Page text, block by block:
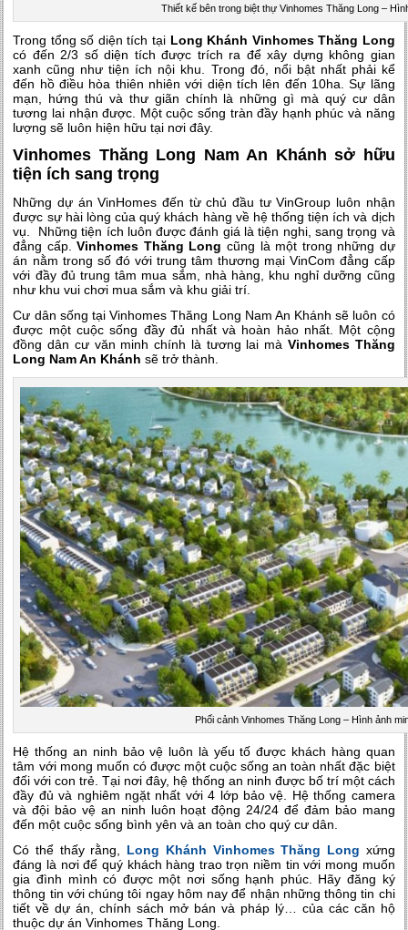
Thiết kế bên trong biệt thự Vinhomes Thăng Long –
Trong tổng số diện tích tại Long Khánh Vinhomes Thăng Long
có đến 2/3 số diện tích được trích ra để xây dựng không gian
xanh cũng như tiện ích nội khu. Trong đó, nổi bật nhất phải kể
đến hồ điều hòa thiên nhiên với diện tích lên đến 10ha. Sự lãng
mạn, hứng thú và thư giãn chính là những gì mà quý cư dân
tương lai nhận được. Một cuộc sống tràn đầy hạnh phúc và năng
lượng sẽ luôn hiện hữu tại nơi đây.
Vinhomes Thăng Long Nam An Khánh sở hữu
tiện ích sang trọng
Những dự án VinHomes đến từ chủ đầu tư VinGroup luôn nhận
được sự hài lòng của quý khách hàng về hệ thống tiện ích và dịch
vụ. Những tiện ích luôn được đánh giá là tiện nghi, sang trọng và
đẳng cấp.Vinhomes Thăng Long cũng là một trong những dự
án nằm trong số đó với trung tâm thương mại VinCom đẳng cấp
với đầy đủ trung tâm mua sắm, nhà hàng, khu nghỉ dưỡng cũng
như khu vui chơi mua sắm và khu giải trí.
Cư dân sống tại Vinhomes Thăng Long Nam An Khánh sẽ luôn có
được một cuộc sống đầy đủ nhất và hoàn hảo nhất. Một cộng
đồng dân cư văn minh chính là tương lai mà Vinhomes Thăng
Long Nam An Khánh sẽ trở thành.
Phối cảnh Vinhomes Thăng Long – Hình ảnh
Hệ thống an ninh bảo vệ luôn là yếu tố được khách hàng quan
tâm với mong muốn có được một cuộc sống an toàn nhất đặc biệt
đối với con trẻ. Tại nơi đây, hệ thống an ninh được bố trí một cách
đầy đủ và nghiêm ngặt nhất với 4 lớp bảo vệ. Hệ thống camera
và đội bảo vệ an ninh luôn hoạt động 24/24 để đảm bảo mang
đến một cuộc sống bình yên và an toàn cho quý cư dân.
Có thể thấy rằng, Long Khánh Vinhomes Thăng Long xứng
đáng là nơi để quý khách hàng trao trọn niềm tin với mong muốn
gia đình mình có được một nơi sống hạnh phúc. Hãy đăng ký
thông tin với chúng tôi ngay hôm nay để nhận những thông tin chi
tiết về dự án, chính sách mở bán và pháp lý… của các căn hộ
thuộc dự án Vinhomes Thăng Long.